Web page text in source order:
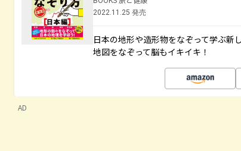
2022.11.25 発売
日本の地形や造形物をなぞって学ぶ新
地図をなぞって脳もイキイキ！
AD